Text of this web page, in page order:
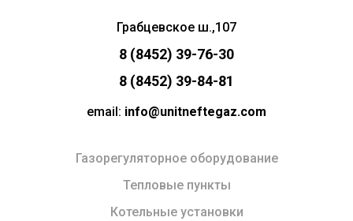
Грабцевское ш.,107
8 (8452) 39-76-30
8 (8452) 39-84-81
email: info@unitneftegaz.com
Газорегуляторное оборудование
Тепловые пункты
Котельные установки